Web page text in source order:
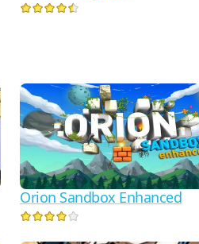
Orion Sandbox Enhanced